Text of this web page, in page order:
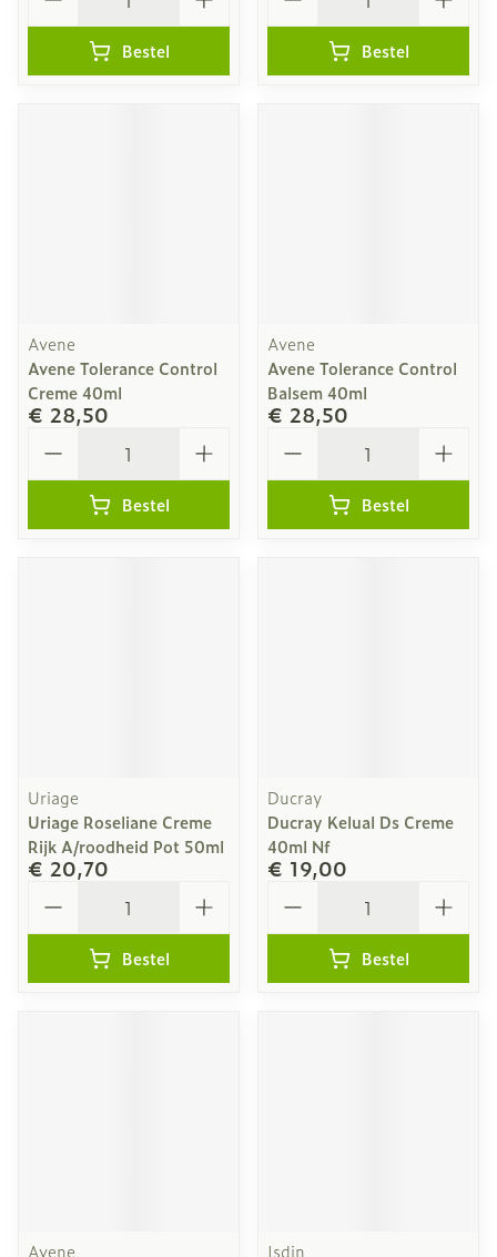
Bestel Bestel
Avene
Avene Tolerance Control
Creme 40ml
€ 28,50
Bestel
Avene
Avene Tolerance Control
Balsem 40ml
€ 28,50
Bestel
Uriage
Uriage Roseliane Creme
Rijk A/roodheid Pot 50ml
€ 20,70
Bestel
Ducray
Ducray Kelual Ds Creme
40ml Nf
€ 19,00
Bestel
Avene Isdin